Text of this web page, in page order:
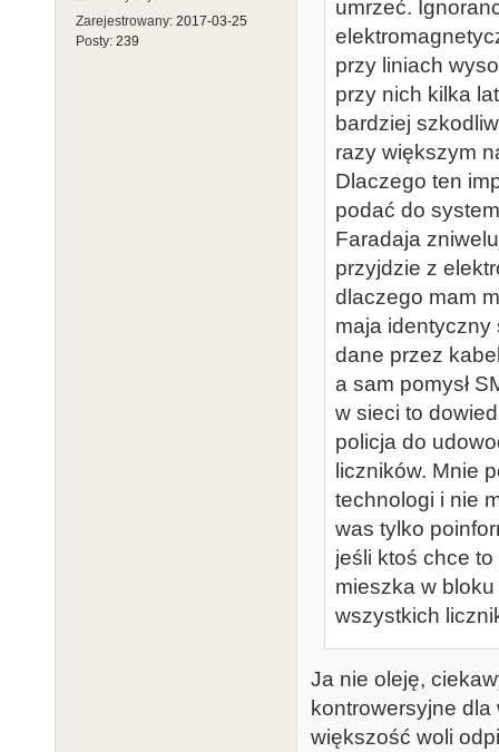
Zarejestrowany: 2017-03-25
Posty: 239
umrzeć.
przy liniach
przy nich kilka
bardziej
razy większym
Dlaczego ten
podać do
Faradaja
przyjdzie z
dlaczego mam
maja identyczny
dane przez
a sam pomysł
w sieci to
policja do
liczników. Mnie
technologi i nie
was tylko
jeśli ktoś chce
mieszka w
wszystkich
Ja nie oleję,
kontrowersyjne
większość woli